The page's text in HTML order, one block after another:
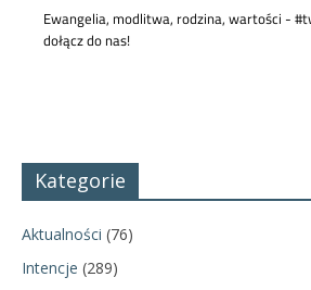
Kategorie
Aktualności (76)
Intencje (289)